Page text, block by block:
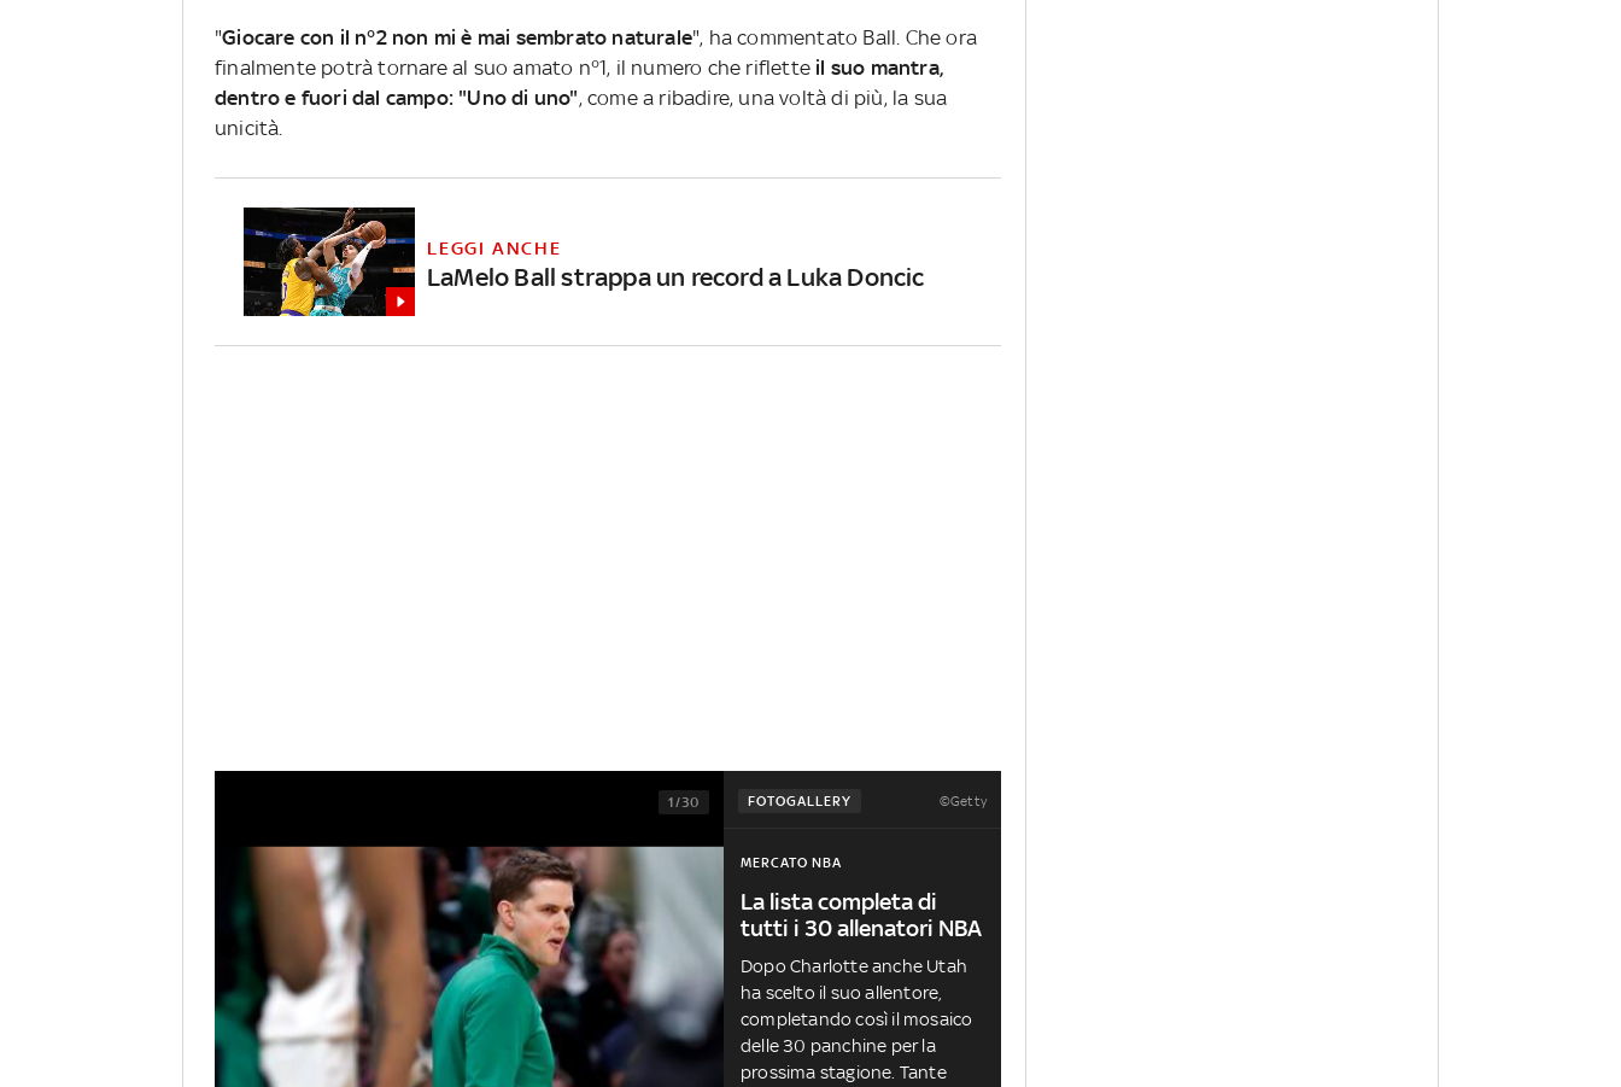
"Giocare con il n°2 non mi è mai sembrato naturale", ha commentato Ball. Che ora
finalmente potrà tornare al suo amato n°1, il numero che riflette il suo mantra,
dentro e fuori dal campo: "Uno di uno", come a ribadire, una voltà di più, la sua
unicità.
LEGGI ANCHE
LaMelo Ball strappa un record a Luka Doncic
FOTOGALLERY ©Getty
1/30
MERCATO NBA
La lista completa di
tutti i 30 allenatori NBA
Dopo Charlotte anche Utah
ha scelto il suo allentore,
completando così il mosaico
delle 30 panchine per la
prossima stagione. Tante